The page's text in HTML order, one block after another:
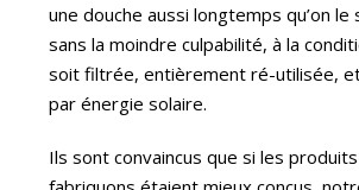
une douche aussi longtemps qu’on le
sans la moindre culpabilité, à la
soit filtrée, entièrement ré-utilisée,
par énergie solaire.
Ils sont convaincus que si les